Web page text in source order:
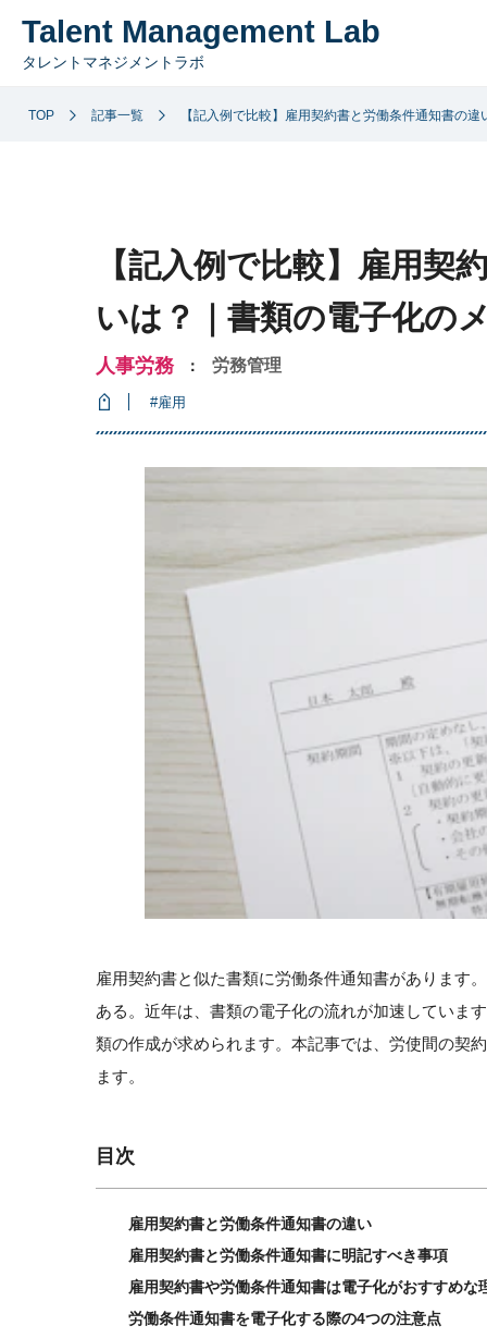
Talent Management Lab
タレントマネジメントラボ
TOP 記事一覧 【記入例で比較】雇用契約書と労働条件通知書の
【記入例で比較】雇用契
いは？｜書類の電子化の
人事労務 ： 労務管理
#雇用
雇用契約書と似た書類に労働条件通知書があります
ある。近年は、書類の電子化の流れが加速していま
類の作成が求められます。本記事では、労使間の契
ます。
目次
雇用契約書と労働条件通知書の違い
雇用契約書と労働条件通知書に明記すべき事項
雇用契約書や労働条件通知書は電子化がおすすめな
労働条件通知書を電子化する際の4つの注意点